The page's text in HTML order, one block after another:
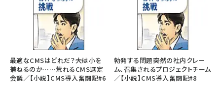
最適なCMSはどれだ？――大は小を
兼ねるのか……荒れるCMS選定
会議／【小説】CMS導入奮闘記#6
勃発する問題――突然の社内クレー
ム、召集されるプロジェクトチーム
／【小説】CMS導入奮闘記#8